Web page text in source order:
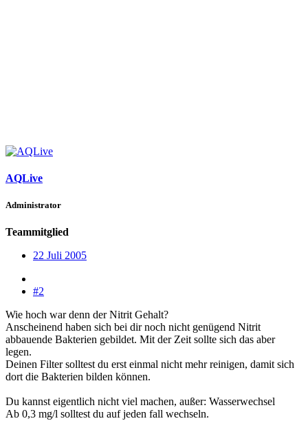
AQLive
Administrator
Teammitglied
22 Juli 2005
#2
Wie hoch war denn der Nitrit Gehalt?
Anscheinend haben sich bei dir noch nicht genügend Nitrit
abbauende Bakterien gebildet. Mit der Zeit sollte sich das aber
legen.
Deinen Filter solltest du erst einmal nicht mehr reinigen, damit sich
dort die Bakterien bilden können.
Du kannst eigentlich nicht viel machen, außer: Wasserwechsel
Ab 0,3 mg/l solltest du auf jeden fall wechseln.